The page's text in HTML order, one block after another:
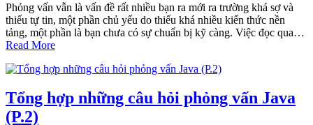
Phỏng vấn vẫn là vấn đề rất nhiều bạn ra mới ra trường khá sợ và
thiếu tự tin, một phần chủ yếu do thiếu khá nhiều kiến thức nền
tảng, một phần là bạn chưa có sự chuẩn bị kỹ càng. Việc đọc qua…
Read More
Tổng hợp những câu hỏi phỏng vấn Java
(P.2)